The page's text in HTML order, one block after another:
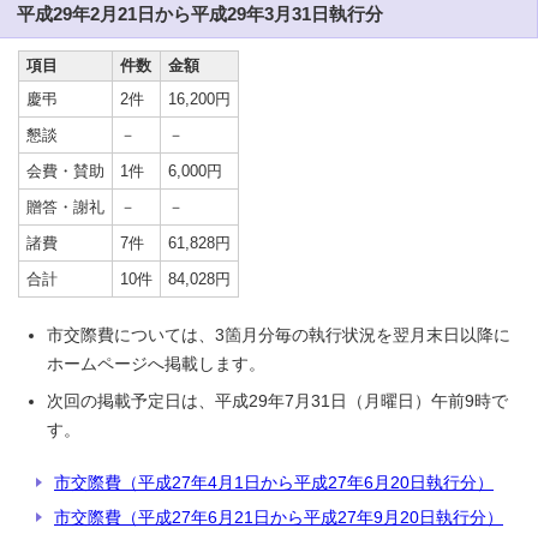
平成29年2月21日から平成29年3月31日執行分
項目 件数
金額
慶弔
2件
16,200円
懇談
－
－
会費・賛助
1件
6,000円
贈答・謝礼
－
－
諸費
7件
61,828円
合計
10件 84,028円
市交際費については、3箇月分毎の執行状況を翌月末日以降に
ホームページへ掲載します。
次回の掲載予定日は、平成29年7月31日（月曜日）午前9時で
す。
市交際費（平成27年4月1日から平成27年6月20日執行分）
市交際費（平成27年6月21日から平成27年9月20日執行分）